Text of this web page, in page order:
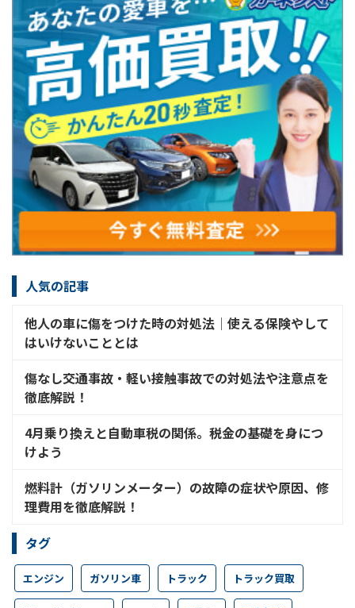
人気の記事
他人の車に傷をつけた時の対処法│使える保険やして
はいけないこととは
傷なし交通事故・軽い接触事故での対処法や注意点を
徹底解説！
4月乗り換えと自動車税の関係。税金の基礎を身につ
けよう
燃料計（ガソリンメーター）の故障の症状や原因、修
理費用を徹底解説！
タグ
エンジン ガソリン車 トラック トラック買取